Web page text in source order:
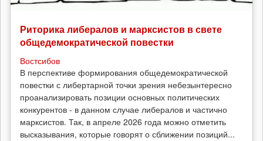
Риторика либералов и марксистов в свете
общедемократической повестки
Востсибов
В перспективе формирования общедемократической
повестки с либертарной точки зрения небезынтересно
проанализировать позиции основных политических
конкурентов - в данном случае либералов и частично
марксистов. Так, в апреле 2026 года можно отметить
высказывания, которые говорят о сближении позиций...